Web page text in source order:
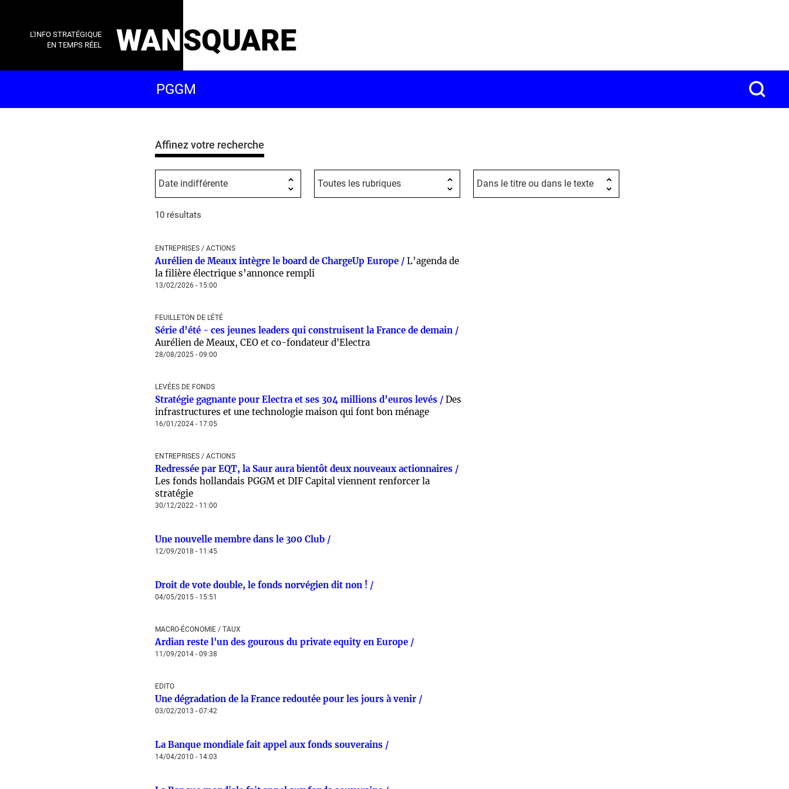
L'INFO STRATÉGIQUE
EN TEMPS RÉEL
WANSQUARE
Affinez votre recherche
10 résultats
ENTREPRISES / ACTIONS
Aurélien de Meaux intègre le board de ChargeUp Europe / L’agenda de
la filière électrique s’annonce rempli
13/02/2026 - 15:00
FEUILLETON DE L'ÉTÉ
Série d’été - ces jeunes leaders qui construisent la France de demain /
Aurélien de Meaux, CEO et co-fondateur d'Electra
28/08/2025 - 09:00
LEVÉES DE FONDS
Stratégie gagnante pour Electra et ses 304 millions d’euros levés / Des
infrastructures et une technologie maison qui font bon ménage
16/01/2024 - 17:05
ENTREPRISES / ACTIONS
Redressée par EQT, la Saur aura bientôt deux nouveaux actionnaires /
Les fonds hollandais PGGM et DIF Capital viennent renforcer la
stratégie
30/12/2022 - 11:00
Une nouvelle membre dans le 300 Club /
12/09/2018 - 11:45
Droit de vote double, le fonds norvégien dit non ! /
04/05/2015 - 15:51
MACRO-ÉCONOMIE / TAUX
Ardian reste l'un des gourous du private equity en Europe /
11/09/2014 - 09:38
EDITO
Une dégradation de la France redoutée pour les jours à venir /
03/02/2013 - 07:42
La Banque mondiale fait appel aux fonds souverains /
14/04/2010 - 14:03